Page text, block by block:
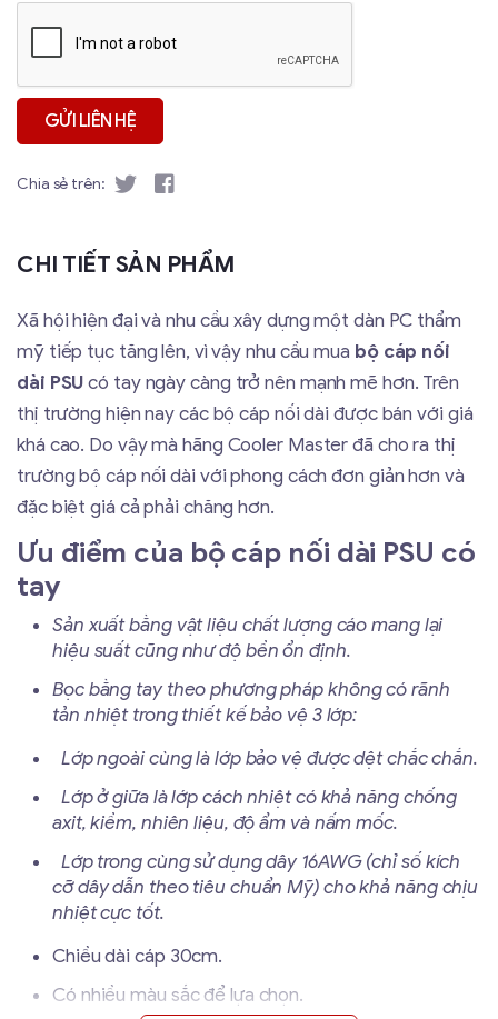
Chia sẻ trên:
CHI TIẾT SẢN PHẨM
Xã hội hiện đại và nhu cầu xây dựng một dàn PC thẩm
mỹ tiếp tục tăng lên, vì vậy nhu cầu mua bộ cáp nối
dài PSUcó tay ngày càng trở nên mạnh mẽ hơn. Trên
thị trường hiện nay các bộ cáp nối dài được bán với giá
khá cao. Do vậy mà hãng Cooler Master đã cho ra thị
trường bộ cáp nối dài với phong cách đơn giản hơn và
đặc biệt giá cả phải chăng hơn.
Ưu điểm của bộ cáp nối dài PSU có
tay
Sản xuất bằng vật liệu chất lượng cáo mang lại
hiệu suất cũng như độ bền ổn định.
Bọc bằng tay theo phương pháp không có rãnh
tản nhiệt trong thiết kế bảo vệ 3 lớp:
Lớp ngoài cùng là lớp bảo vệ được dệt chắc chắn.
Lớp ở giữa là lớp cách nhiệt có khả năng chống
axit, kiềm, nhiên liệu, độ ẩm và nấm mốc.
Lớp trong cùng sử dụng dây 16AWG (chỉ số kích
cỡ dây dẫn theo tiêu chuẩn Mỹ) cho khả năng chịu
nhiệt cực tốt.
Chiều dài cáp 30cm.
Có nhiều màu sắc để lựa chọn.